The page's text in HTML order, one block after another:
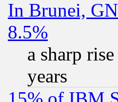
In Brunei,
8.5%
a sharp
years